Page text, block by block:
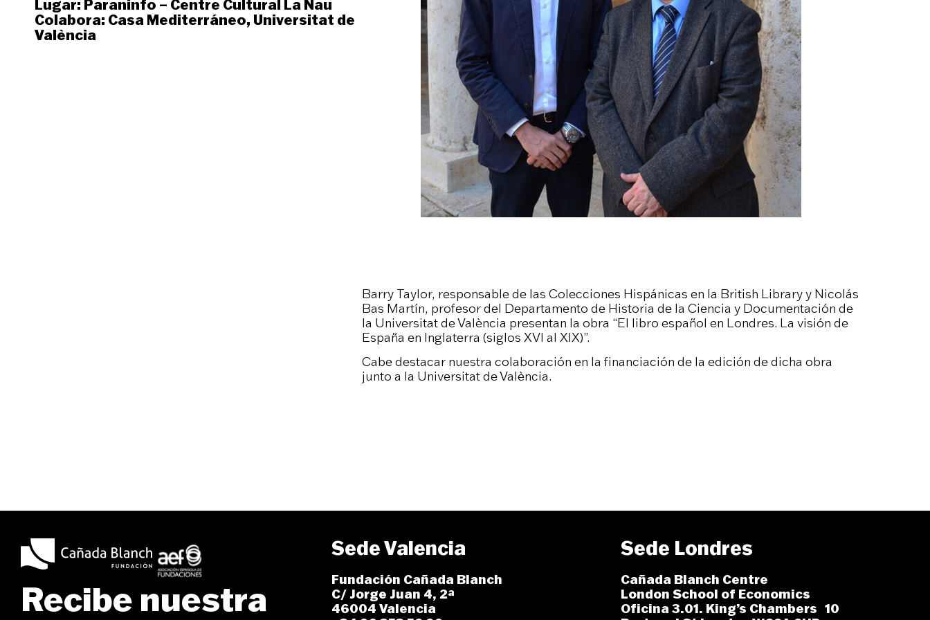
Lugar: Paraninfo – Centre Cultural La Nau
Colabora: Casa Mediterráneo, Universitat de
València
Barry Taylor, responsable de las Colecciones Hispánicas en la British Library y Nicolás
Bas Martín, profesor del Departamento de Historia de la Ciencia y Documentación de
la Universitat de València presentan la obra “El libro español en Londres. La visión de
España en Inglaterra (siglos XVI al XIX)”.
Cabe destacar nuestra colaboración en la financiación de la edición de dicha obra
junto a la Universitat de València.
Recibe nuestra
Sede Valencia
Fundación Cañada Blanch
C/ Jorge Juan 4, 2ª
46004 Valencia
Sede Londres
Cañada Blanch Centre
London School of Economics
Oficina 3.01. King’s Chambers 10